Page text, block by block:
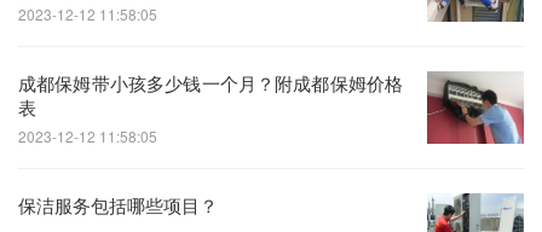
2023-12-12 11:58:05
成都保姆带小孩多少钱一个月？附成都保姆价格
表
2023-12-12 11:58:05
保洁服务包括哪些项目？